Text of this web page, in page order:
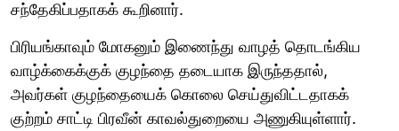
சந்தேகிப்பதாகக் கூறினார்.
பிரியங்காவும் மோகனும் இணைந்து வாழத் தொடங்கிய
வாழ்க்கைக்குக் குழந்தை தடையாக இருந்ததால்,
அவர்கள் குழந்தையைக் கொலை செய்துவிட்டதாகக்
குற்றம் சாட்டி பிரவீன் காவல்துறையை அணுகியுள்ளார்.